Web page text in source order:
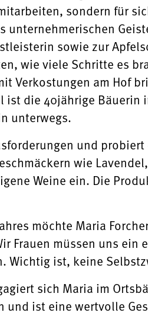
sondern für
unternehmerischen
sowie zur
wie viele Schritte es
Verkostungen am Hof
die 40jährige Bäuerin
unterwegs.
und
wie
Weine ein. Die
möchte Maria
Frauen müssen uns ein
Wichtig ist, keine
sich Maria im
und ist eine wertvolle